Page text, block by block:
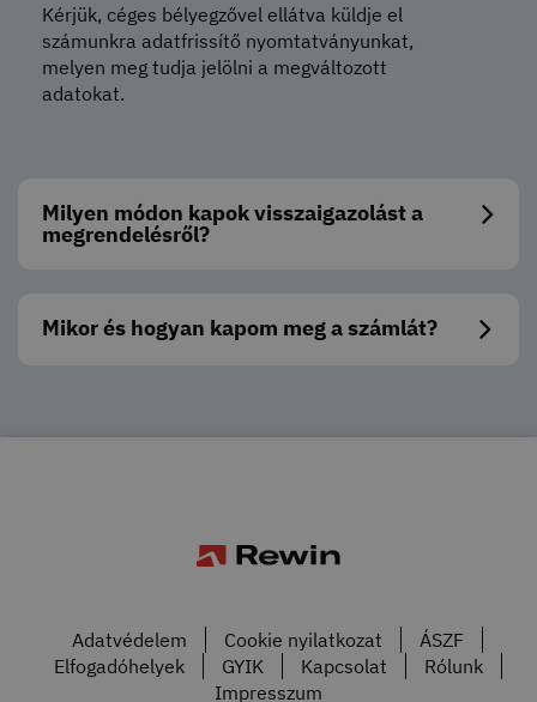
Kérjük, céges bélyegzővel ellátva küldje el
számunkra adatfrissítő nyomtatványunkat,
melyen meg tudja jelölni a megváltozott
adatokat.
Milyen módon kapok visszaigazolást a
megrendelésről?
Mikor és hogyan kapom meg a számlát?
Adatvédelem Cookie nyilatkozat
ÁSZF
Elfogadóhelyek
GYIK Kapcsolat
Rólunk
Impresszum